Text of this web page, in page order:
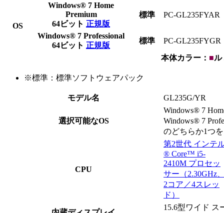
OS
Windows® 7 Home
Premium
64ビット 正規版
標準 PC-GL235FYAR
Windows® 7 Professional
64ビット 正規版
標準 PC-GL235FYGR
本体カラー： ■ル
※標準：標準ソフトウェアパック
モデル名 GL235G/YR
選択可能なOS
Windows® 7
Windows® 7
のどちらか1つ
CPU
第2世代 インテ
® Core™ i5-
2410M プロセッ
サー（2.30GHz
2コア／4スレッ
ド）
15.6型ワイド ス